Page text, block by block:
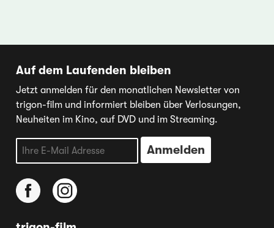
Auf dem Laufenden bleiben
Jetzt anmelden für den monatlichen Newsletter von
trigon-film und informiert bleiben über Verlosungen,
Neuheiten im Kino, auf DVD und im Streaming.